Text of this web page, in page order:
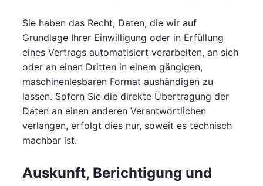
Sie haben das Recht, Daten, die wir auf
Grundlage Ihrer Einwilligung oder in Erfüllung
eines Vertrags automatisiert verarbeiten, an sich
oder an einen Dritten in einem gängigen,
maschinenlesbaren Format aushändigen zu
lassen. Sofern Sie die direkte Übertragung der
Daten an einen anderen Verantwortlichen
verlangen, erfolgt dies nur, soweit es technisch
machbar ist.
Auskunft, Berichtigung und